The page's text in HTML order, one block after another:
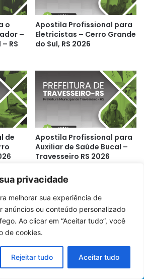
privacidade
melhorar sua experiência de
anúncios ou conteúdo personalizado
Ao clicar em “Aceitar tudo”, você
de cookies.
Rejeitar tudo Aceitar tudo
o
–
RS
Apostila Profissional para
Eletricistas – Cerro Grande
do Sul, RS 2026
de
Apostila Profissional para
Auxiliar de Saúde Bucal –
Travesseiro RS 2026
Social: Guia Completo
para Travesseiro/RS 2026